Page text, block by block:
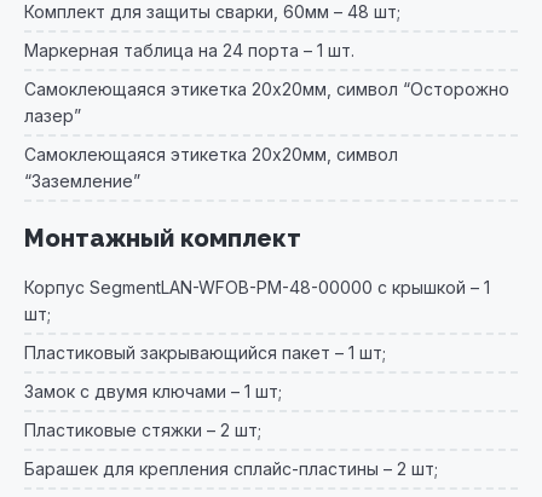
Комплект для защиты сварки, 60мм – 48 шт;
Маркерная таблица на 24 порта – 1 шт.
Самоклеющаяся этикетка 20х20мм, символ “Осторожно
лазер”
Самоклеющаяся этикетка 20х20мм, символ
“Заземление”
Монтажный комплект
Корпус SegmentLAN-WFOB-PM-48-00000 с крышкой – 1
шт;
Пластиковый закрывающийся пакет – 1 шт;
Замок с двумя ключами – 1 шт;
Пластиковые стяжки – 2 шт;
Барашек для крепления сплайс-пластины – 2 шт;